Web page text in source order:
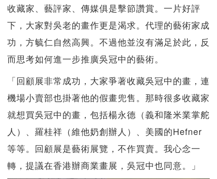
收藏家、藝評家、傳媒俱是擊節讚賞。一片好評
下，大家對吳老的畫作更是渴求。代理的藝術家成
功，方毓仁自然高興。不過他並沒有滿足於此，反
而思考如何進一步推廣吳冠中的藝術。
「回顧展非常成功，大家爭著收藏吳冠中的畫，連
機場小賣部也掛著他的假畫兜售。那時很多收藏家
就想買吳冠中的畫，包括楊永德（義和隆米業掌舵
人）、羅桂祥（維他奶創辦人）、美國的Hefner
等等。回顧展是藝術展覽，不作買賣。我心念一
轉，提議在香港辦商業畫展，吳冠中也同意。」